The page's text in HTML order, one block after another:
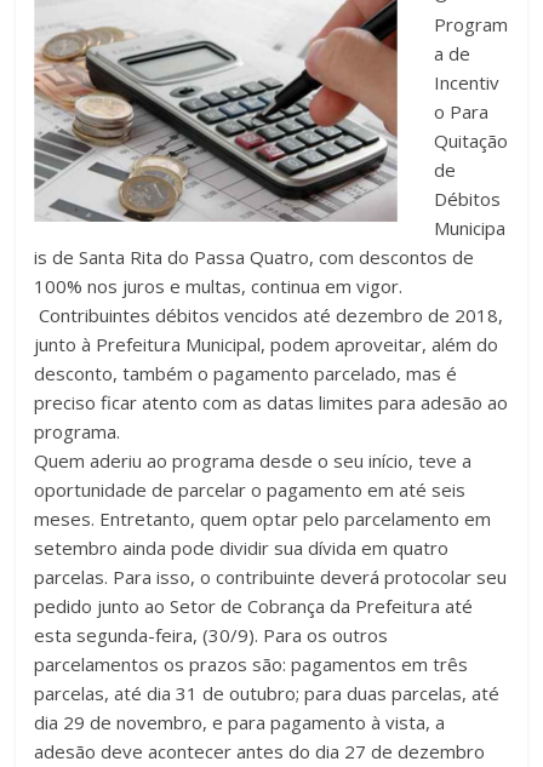
Program
a de
Incentiv
o Para
Quitação
de
Débitos
Municipa
is de Santa Rita do Passa Quatro, com descontos de
100% nos juros e multas, continua em vigor.
Contribuintes débitos vencidos até dezembro de 2018,
junto à Prefeitura Municipal, podem aproveitar, além do
desconto, também o pagamento parcelado, mas é
preciso ficar atento com as datas limites para adesão ao
programa.
Quem aderiu ao programa desde o seu início, teve a
oportunidade de parcelar o pagamento em até seis
meses. Entretanto, quem optar pelo parcelamento em
setembro ainda pode dividir sua dívida em quatro
parcelas. Para isso, o contribuinte deverá protocolar seu
pedido junto ao Setor de Cobrança da Prefeitura até
esta segunda-feira, (30/9). Para os outros
parcelamentos os prazos são: pagamentos em três
parcelas, até dia 31 de outubro; para duas parcelas, até
dia 29 de novembro, e para pagamento à vista, a
adesão deve acontecer antes do dia 27 de dezembro